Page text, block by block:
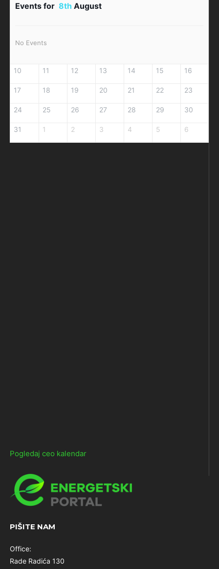
Events for 8th August
No Events
10 11 12 13 14 15 16
17 18 19 20 21 22 23
24 25 26 27 28 29 30
31 1 2 3 4 5 6
Pogledaj ceo kalendar
PIŠITE NAM
Office:
Rade Radića 130